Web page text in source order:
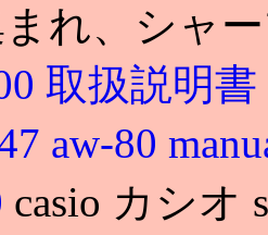
まれ、シャ
取扱説明書
aw-80
casio カシオ